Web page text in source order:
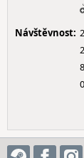
Návštěvnost: